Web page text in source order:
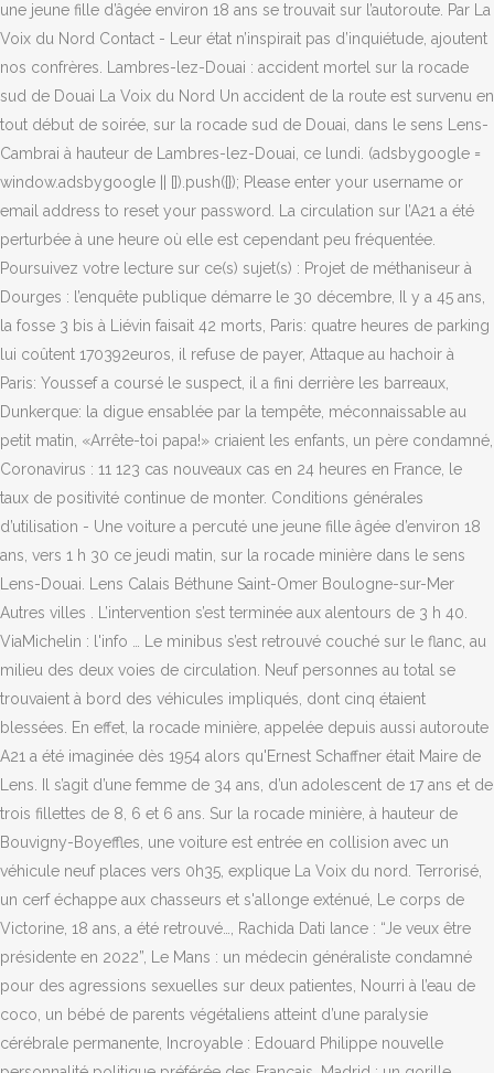
une jeune fille d’âgée environ 18 ans se trouvait sur l’autoroute. Par La
Voix du Nord Contact - Leur état n’inspirait pas d’inquiétude, ajoutent
nos confrères. Lambres-lez-Douai : accident mortel sur la rocade
sud de Douai La Voix du Nord Un accident de la route est survenu en
tout début de soirée, sur la rocade sud de Douai, dans le sens Lens-
Cambrai à hauteur de Lambres-lez-Douai, ce lundi. (adsbygoogle =
window.adsbygoogle || []).push({}); Please enter your username or
email address to reset your password. La circulation sur l’A21 a été
perturbée à une heure où elle est cependant peu fréquentée.
Poursuivez votre lecture sur ce(s) sujet(s) : Projet de méthaniseur à
Dourges : l’enquête publique démarre le 30 décembre, Il y a 45 ans,
la fosse 3 bis à Liévin faisait 42 morts, Paris: quatre heures de parking
lui coûtent 170392euros, il refuse de payer, Attaque au hachoir à
Paris: Youssef a coursé le suspect, il a fini derrière les barreaux,
Dunkerque: la digue ensablée par la tempête, méconnaissable au
petit matin, «Arrête-toi papa!» criaient les enfants, un père condamné,
Coronavirus : 11 123 cas nouveaux cas en 24 heures en France, le
taux de positivité continue de monter. Conditions générales
d’utilisation - Une voiture a percuté une jeune fille âgée d’environ 18
ans, vers 1 h 30 ce jeudi matin, sur la rocade minière dans le sens
Lens-Douai. Lens Calais Béthune Saint-Omer Boulogne-sur-Mer
Autres villes . L’intervention s’est terminée aux alentours de 3 h 40.
ViaMichelin : l'info … Le minibus s’est retrouvé couché sur le flanc, au
milieu des deux voies de circulation. Neuf personnes au total se
trouvaient à bord des véhicules impliqués, dont cinq étaient
blessées. En effet, la rocade minière, appelée depuis aussi autoroute
A21 a été imaginée dès 1954 alors qu'Ernest Schaffner était Maire de
Lens. Il s’agit d’une femme de 34 ans, d’un adolescent de 17 ans et de
trois fillettes de 8, 6 et 6 ans. Sur la rocade minière, à hauteur de
Bouvigny-Boyeffles, une voiture est entrée en collision avec un
véhicule neuf places vers 0h35, explique La Voix du nord. Terrorisé,
un cerf échappe aux chasseurs et s'allonge exténué, Le corps de
Victorine, 18 ans, a été retrouvé…, Rachida Dati lance : “Je veux être
présidente en 2022”, Le Mans : un médecin généraliste condamné
pour des agressions sexuelles sur deux patientes, Nourri à l’eau de
coco, un bébé de parents végétaliens atteint d’une paralysie
cérébrale permanente, Incroyable : Edouard Philippe nouvelle